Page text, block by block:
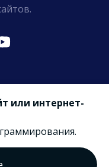
или интернет-